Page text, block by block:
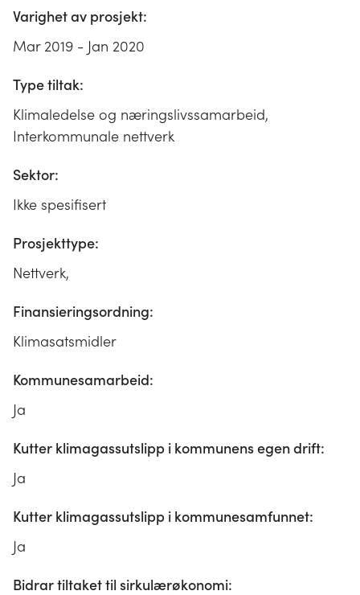
Varighet av prosjekt:
Mar 2019 - Jan 2020
Type tiltak:
Klimaledelse og næringslivssamarbeid,
Interkommunale nettverk
Sektor:
Ikke spesifisert
Prosjekttype:
Nettverk,
Finansieringsordning:
Klimasatsmidler
Kommunesamarbeid:
Ja
Kutter klimagassutslipp i kommunens egen drift:
Ja
Kutter klimagassutslipp i kommunesamfunnet:
Ja
Bidrar tiltaket til sirkulærøkonomi: